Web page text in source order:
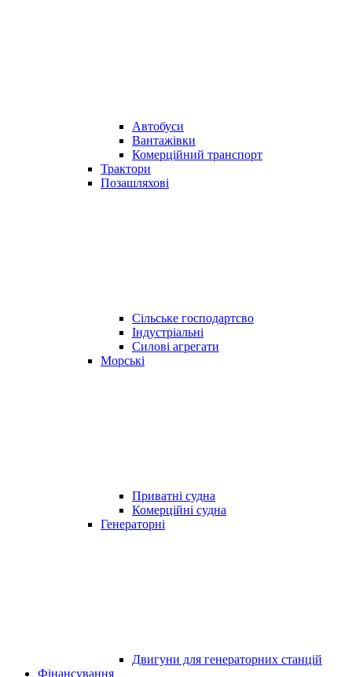
Автобуси
Вантажівки
Комерційний транспорт
Трактори
Позашляхові
Сільське господартсво
Індустріальні
Силові агрегати
Морські
Приватні судна
Комерційні судна
Генераторні
Двигуни для генераторних станцій
Фінансування